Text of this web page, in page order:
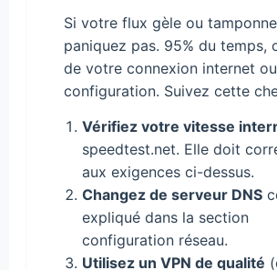
Si votre flux gèle ou
paniquez pas. 95% du temps,
de votre connexion internet
configuration. Suivez cette
Vérifiez votre vitesse
speedtest.net. Elle doit
aux exigences ci-dessus.
Changez de serveur DNS
expliqué dans la section
configuration réseau.
Utilisez un VPN de qualité